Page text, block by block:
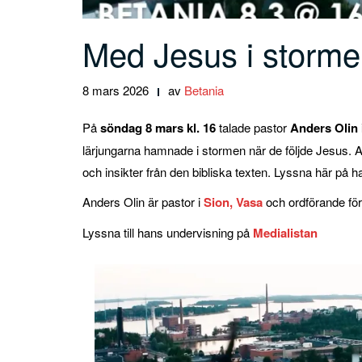
Med Jesus i
8 mars 2026 av Betania
Påsöndag 8 mars kl. 16talade pastorAnders Olin
lärjungarna hamnade i stormen när de följde
och insikter från den bibliska texten. Lyssna här på
Anders Olin är pastor iSion, Vasaoch ordförande för
Lyssna till hans undervisning på Medialistan